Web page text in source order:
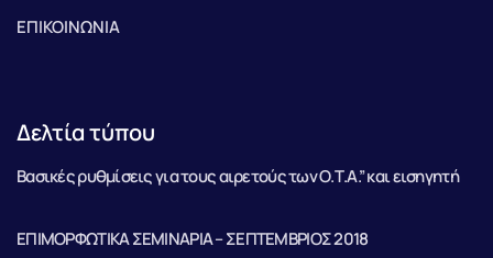
ΕΠΙΚΟΙΝΩΝΙΑ
Δελτία τύπου
Βασικές ρυθμίσεις για τους αιρετούς των Ο.Τ.Α.” και εισηγητή
ΕΠΙΜΟΡΦΩΤΙΚΑ ΣΕΜΙΝΑΡΙΑ – ΣΕΠΤΕΜΒΡΙΟΣ 2018